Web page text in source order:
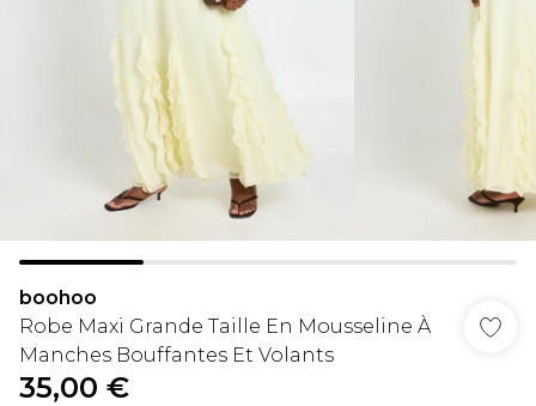
boohoo
Robe Maxi Grande Taille En Mousseline À
Manches Bouffantes Et Volants
35,00 €